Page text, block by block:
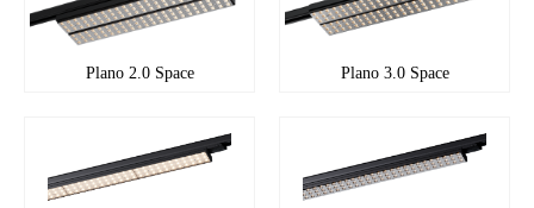
Plano 2.0 Space Plano 3.0 Space